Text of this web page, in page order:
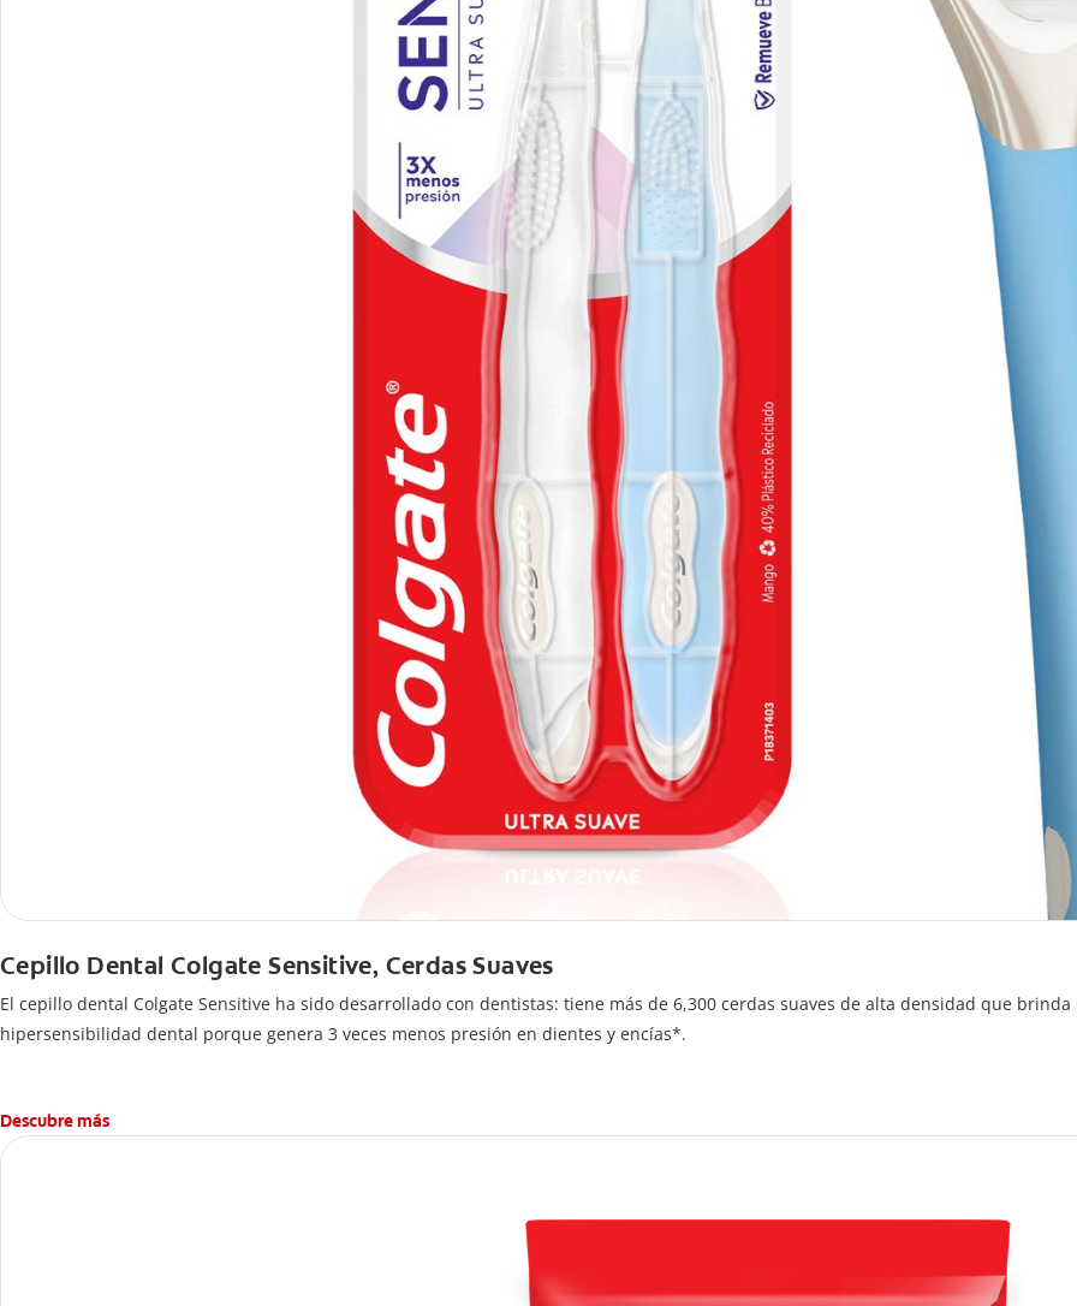
Cepillo Dental Colgate Sensitive, Cerdas Suaves
El cepillo dental Colgate Sensitive ha sido desarrollado con dentistas: tiene más de 6,300 cerdas suaves de alta densidad que
hipersensibilidad dental porque genera 3 veces menos presión en dientes y encías*.
Descubre más